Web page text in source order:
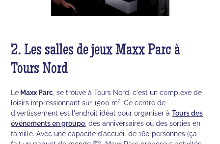
2. Les salles de jeux Maxx Parc à
Tours Nord
Le Maxx Parc , se trouve à Tours Nord, c'est un complexe de
loisirs impressionnant sur 1500 m². Ce centre de
divertissement est l'endroit idéal pour organiser àTours des
événements en groupe , des anniversaires ou des sorties en
famille. Avec une capacité d’accueil de 160 personnes (ça